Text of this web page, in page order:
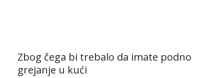
Zbog čega bi trebalo da imate podno
grejanje u kući